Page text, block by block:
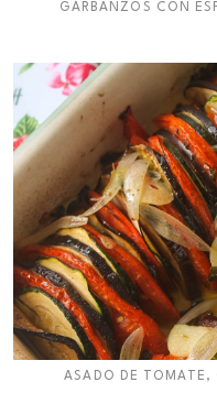
GARBANZOS CON
ASADO DE TOMATE,